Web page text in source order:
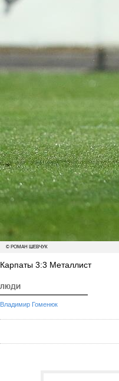
© РОМАН ШЕВЧУК
Карпаты 3:3 Металлист
ЛЮДИ
Владимир Гоменюк